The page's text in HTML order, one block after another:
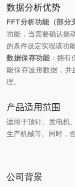
数据分析优势
FFT分析功能（部分
功能，当需要确认振
的条件设定实现该功能
数据保存功能：拥有
能保存波形数据，并
理。
产品适用范围
适用于顶针、发电机
生产机械等。同时，
公司背景